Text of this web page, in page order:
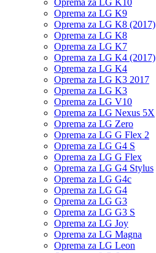
Oprema za LG K10
Oprema za LG K9
Oprema za LG K8 (2017)
Oprema za LG K8
Oprema za LG K7
Oprema za LG K4 (2017)
Oprema za LG K4
Oprema za LG K3 2017
Oprema za LG K3
Oprema za LG V10
Oprema za LG Nexus 5X
Oprema za LG Zero
Oprema za LG G Flex 2
Oprema za LG G4 S
Oprema za LG G Flex
Oprema za LG G4 Stylus
Oprema za LG G4c
Oprema za LG G4
Oprema za LG G3
Oprema za LG G3 S
Oprema za LG Joy
Oprema za LG Magna
Oprema za LG Leon